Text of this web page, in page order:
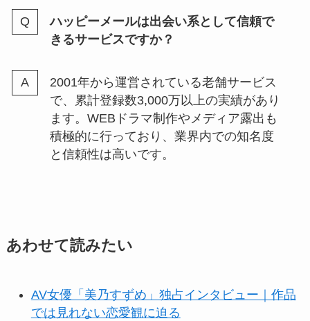
ハッピーメールは出会い系として信頼で
きるサービスですか？
2001年から運営されている老舗サービス
で、累計登録数3,000万以上の実績があり
ます。WEBドラマ制作やメディア露出も
積極的に行っており、業界内での知名度
と信頼性は高いです。
あわせて読みたい
AV女優「美乃すずめ」独占インタビュー｜作品
では見れない恋愛観に迫る